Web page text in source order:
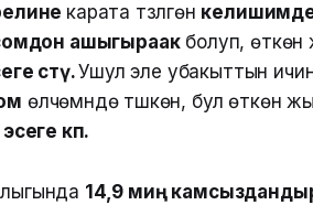
карата түзүлгөн
ашыгыраакболуп,
өстү.Ушул эле убакыттын
өлчөмүндө түшкөн, бул өткөн
көп.
14,9 миң